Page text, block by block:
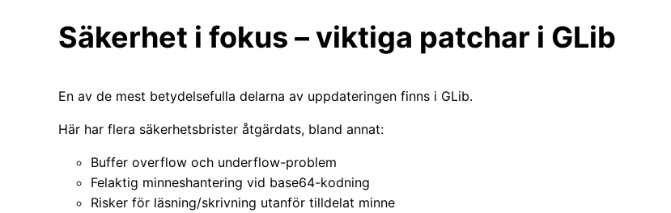
Säkerhet i fokus – viktiga patchar i GLib
En av de mest betydelsefulla delarna av uppdateringen finns i GLib.
Här har flera säkerhetsbrister åtgärdats, bland annat:
Buffer overflow och underflow-problem
Felaktig minneshantering vid base64-kodning
Risker för läsning/skrivning utanför tilldelat minne